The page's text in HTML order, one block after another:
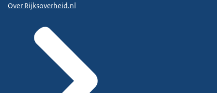
Over Rijksoverheid.nl